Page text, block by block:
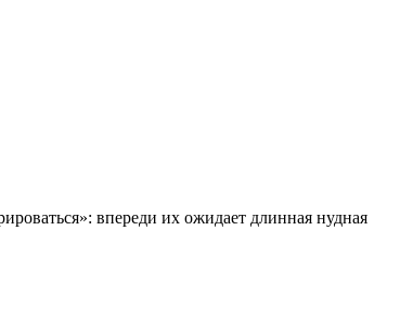
впереди их ожидает длинная нудная